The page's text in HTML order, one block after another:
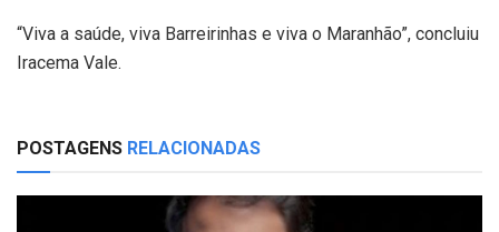
“Viva a saúde, viva Barreirinhas e viva o Maranhão”, concluiu
Iracema Vale.
POSTAGENS RELACIONADAS